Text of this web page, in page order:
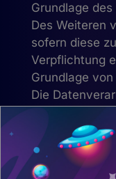
Grundlage des
Des Weiteren
sofern diese
Verpflichtung
Grundlage
Die
Grundlage
nach Art. 6
Über die